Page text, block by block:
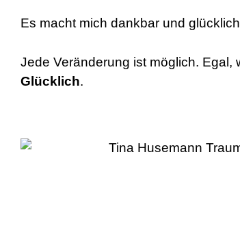
Es macht mich dankbar und
Jede Veränderung ist möglich. Egal,
Glücklich.